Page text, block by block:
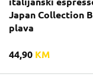
Japan Collection
plava
44,90 KM